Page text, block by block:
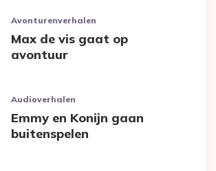
Avonturenverhalen
Max de vis gaat op
avontuur
Audioverhalen
Emmy en Konijn gaan
buitenspelen